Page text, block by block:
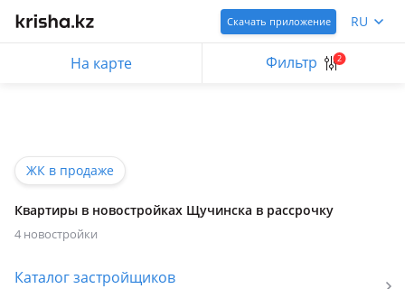
Скачать приложение RU
На карте Фильтр 2
ЖК в продаже
Квартиры в новостройках Щучинска в рассрочку
4 новостройки
Каталог застройщиков